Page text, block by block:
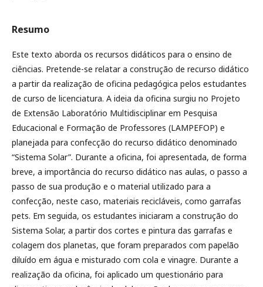
Resumo
Este texto aborda os recursos didáticos para o ensino de
ciências. Pretende-se relatar a construção de recurso didático
a partir da realização de oficina pedagógica pelos estudantes
de curso de licenciatura. A ideia da oficina surgiu no Projeto
de Extensão Laboratório Multidisciplinar em Pesquisa
Educacional e Formação de Professores (LAMPEFOP) e
planejada para confecção do recurso didático denominado
“Sistema Solar”. Durante a oficina, foi apresentada, de forma
breve, a importância do recurso didático nas aulas, o passo a
passo de sua produção e o material utilizado para a
confecção, neste caso, materiais recicláveis, como garrafas
pets. Em seguida, os estudantes iniciaram a construção do
Sistema Solar, a partir dos cortes e pintura das garrafas e
colagem dos planetas, que foram preparados com papelão
diluído em água e misturado com cola e vinagre. Durante a
realização da oficina, foi aplicado um questionário para